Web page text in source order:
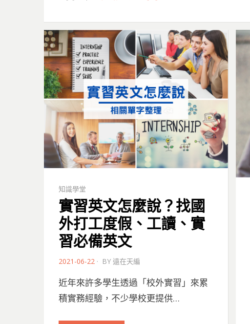
知識學堂
實習英文怎麼說？找國
外打工度假、工讀、實
習必備英文
POSTED
2021-06-22 BY 遠在天編
近年來許多學生透過「校外實習」來累
積實務經驗，不少學校更提供…